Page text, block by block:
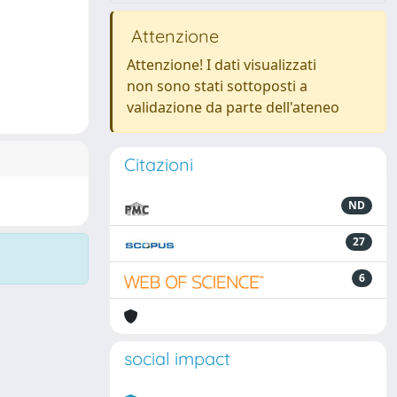
Attenzione
Attenzione! I dati visualizzati
non sono stati sottoposti a
validazione da parte dell'ateneo
Citazioni
ND
27
6
social impact